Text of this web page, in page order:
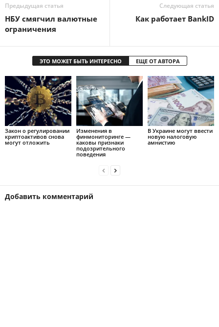
Предыдущая статья
НБУ смягчил валютные
ограничения
Следующая статья
Как работает BankID
ЭТО МОЖЕТ БЫТЬ ИНТЕРЕСНО ЕЩЕ ОТ АВТОРА
Закон о регулировании
криптоактивов снова
могут отложить
Изменения в
финмониторинге —
каковы признаки
подозрительного
поведения
В Украине могут ввести
новую налоговую
амнистию
Добавить комментарий